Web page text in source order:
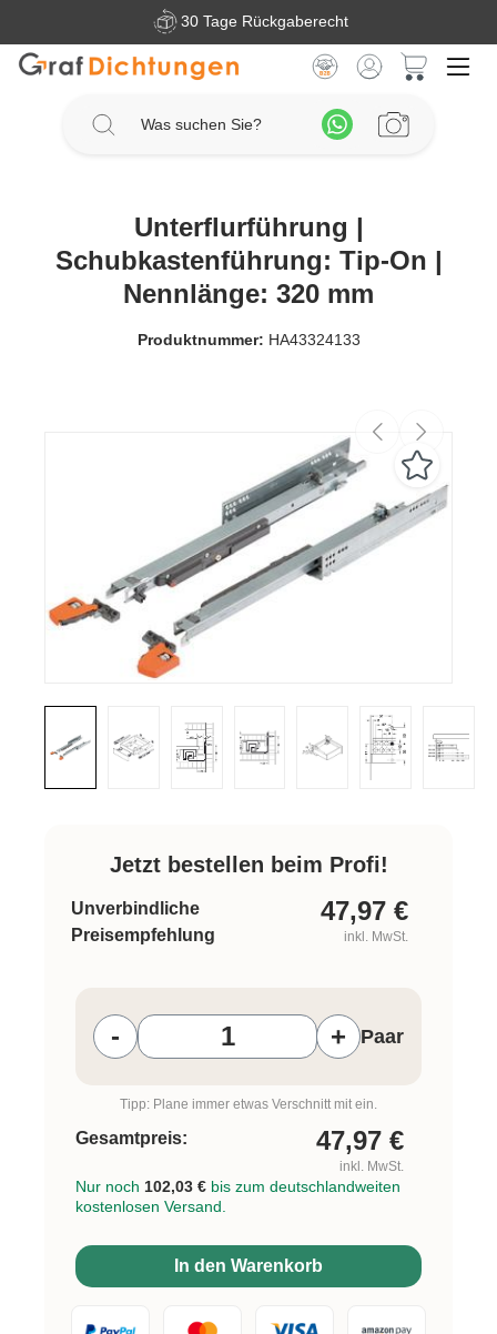
Zum Hauptinhalt springen30 Tage Rückgaberecht
Unterflurführung |
Schubkastenführung: Tip-On |
Nennlänge: 320 mm
Produktnummer: HA43324133
Jetzt bestellen beim Profi!
Unverbindliche
Preisempfehlung
47,97 €
inkl. MwSt.
- + Paar
Tipp: Plane immer etwas Verschnitt mit ein.
Gesamtpreis: 47,97 €
inkl. MwSt.
Nur noch 102,03 € bis zum deutschlandweiten
kostenlosen Versand.
In den Warenkorb